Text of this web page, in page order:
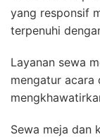
yang responsif
terpenuhi
Layanan sewa
mengatur acara
Sewa meja dan